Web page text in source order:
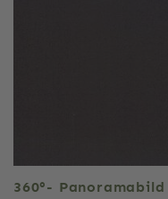
360°- Panoramabild